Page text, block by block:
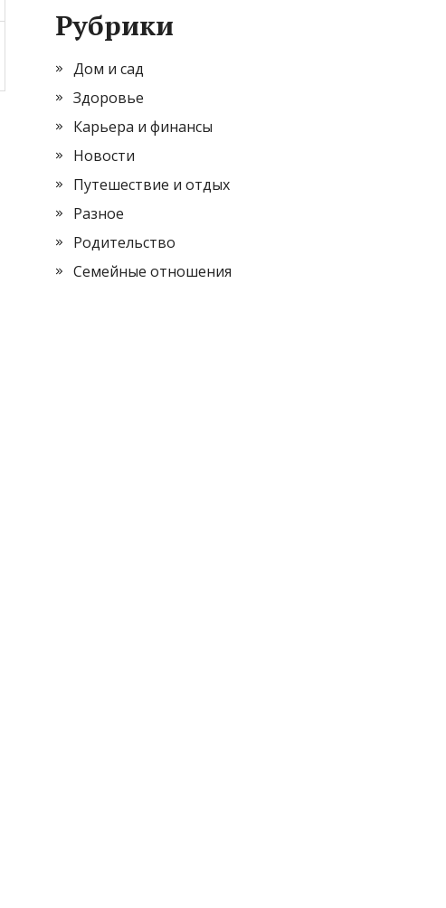
Рубрики
Дом и сад
Здоровье
Карьера и финансы
Новости
Путешествие и отдых
Разное
Родительство
Семейные отношения